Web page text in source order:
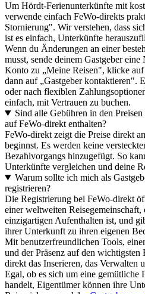
Um Hördt-Ferienunterkünfte mit
verwende einfach FeWo-direkts
Stornierung". Wir verstehen, dass
ist es einfach, Unterkünfte
Wenn du Änderungen an einer
musst, sende deinem Gastgeber
Konto zu „Meine Reisen", klicke
dann auf „Gastgeber kontaktieren".
oder nach flexiblen
einfach, mit Vertrauen zu buchen.
Sind alle Gebühren in den
auf FeWo-direkt enthalten?
FeWo-direkt zeigt die Preise direkt
beginnst. Es werden keine
Bezahlvorgangs hinzugefügt. So
Unterkünfte vergleichen und deine
Warum sollte ich mich als
registrieren?
Die Registrierung bei FeWo-direkt
einer weltweiten Reisegemeinschaft,
einzigartigen Aufenthalten ist, und
ihrer Unterkunft zu ihren eigenen
Mit benutzerfreundlichen Tools,
und der Präsenz auf den wichtigsten
direkt das Inserieren, das Verwalten
Egal, ob es sich um eine gemütliche
handelt, Eigentümer können ihre